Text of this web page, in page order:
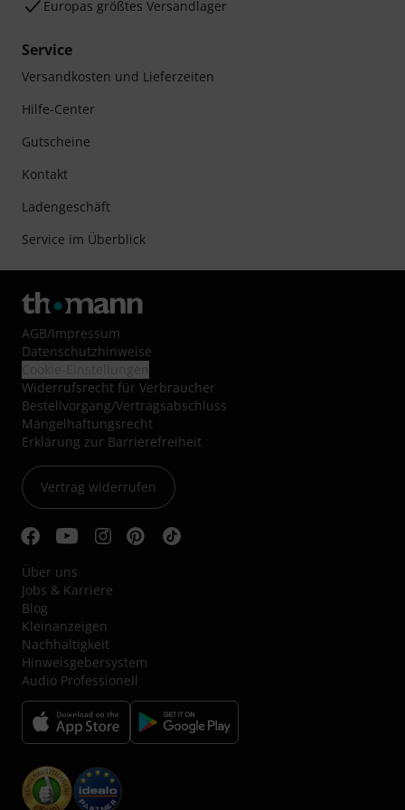
Europas größtes Versandlager
Service
Versandkosten und Lieferzeiten
Hilfe-Center
Gutscheine
Kontakt
Ladengeschäft
Service im Überblick
AGB/Impressum
Datenschutzhinweise
Widerrufsrecht für Verbraucher
Bestellvorgang/Vertragsabschluss
Mängelhaftungsrecht
Erklärung zur Barrierefreiheit
Vertrag widerrufen
Über uns
Jobs & Karriere
Blog
Kleinanzeigen
Nachhaltigkeit
Hinweisgebersystem
Audio Professionell